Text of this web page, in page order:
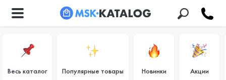
Весь каталог Популярные товары Новинки Акции